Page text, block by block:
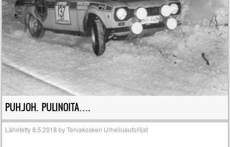
PUH.JOH. PULINOITA….
Lähetetty8.5.2018 byTervakosken Urheiluautoilijat